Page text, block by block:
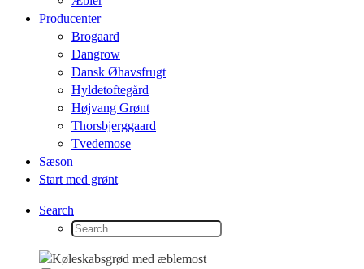
Producenter
Brogaard
Dangrow
Dansk Øhavsfrugt
Hyldetoftegård
Højvang Grønt
Thorsbjerggaard
Tvedemose
Sæson
Start med grønt
Search